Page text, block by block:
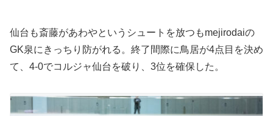
仙台も斎藤があわやというシュートを放つもmejirodaiの
GK泉にきっちり防がれる。終了間際に鳥居が4点目を決め
て、4-0でコルジャ仙台を破り、3位を確保した。